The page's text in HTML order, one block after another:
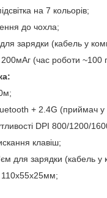
на 7 кольорів;
до чохла;
зарядки (кабель у
(час роботи ~100
+ 2.4G (приймач у
DPI 800/1200/
клавіш;
для зарядки (кабель у